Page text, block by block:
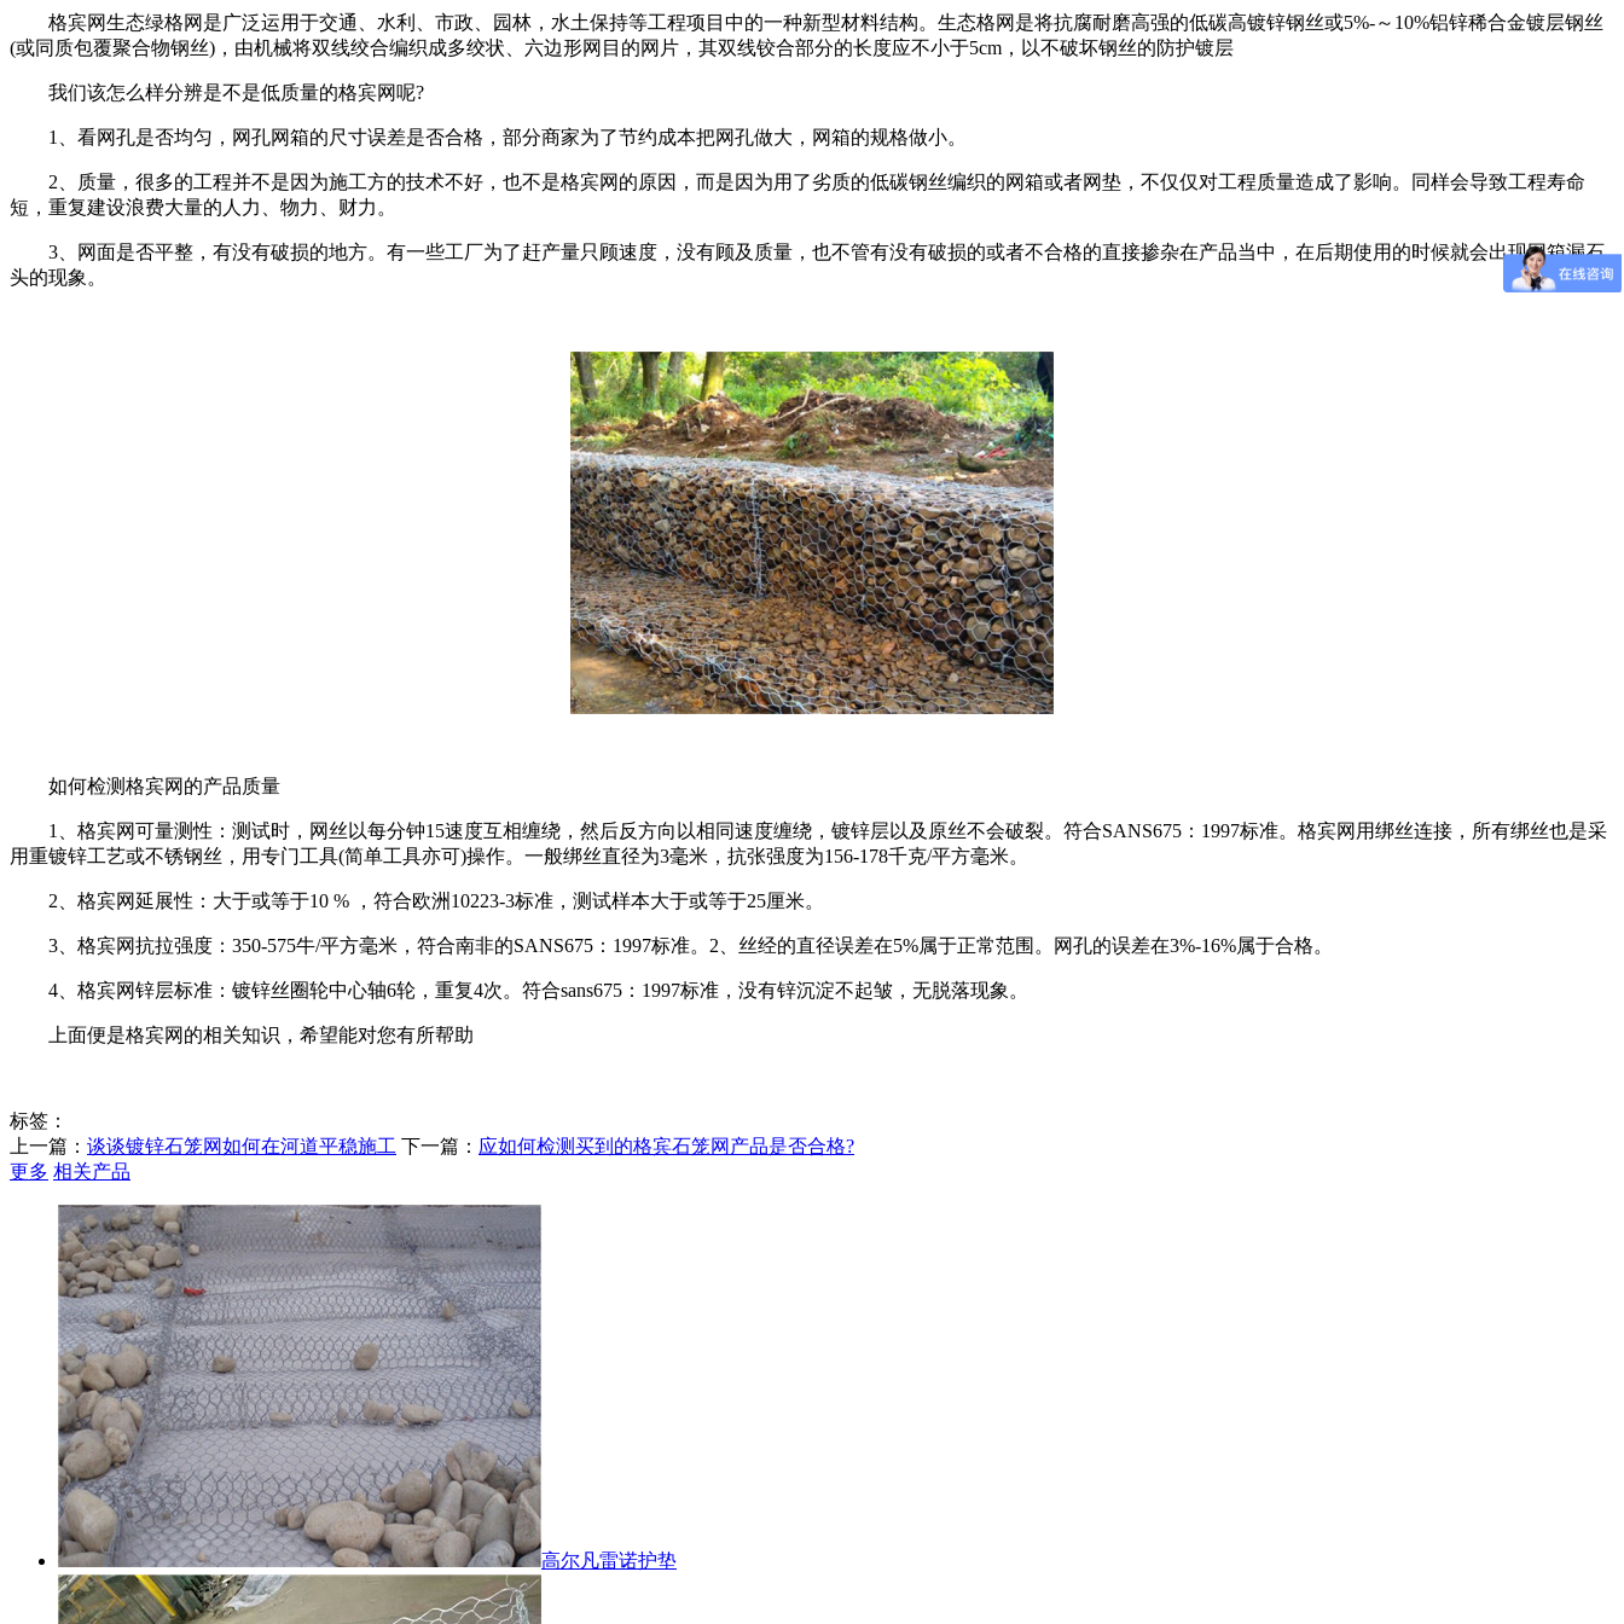
格宾网生态绿格网是广泛运用于交通、水利、市政、园林，水土保持等工程项目中的一种新型材料结构。生态格网是将抗腐耐磨高强的低碳高镀锌钢丝或5%-～10%铝锌稀合金镀层钢丝
(或同质包覆聚合物钢丝)，由机械将双线绞合编织成多绞状、六边形网目的网片，其双线铰合部分的长度应不小于5cm，以不破坏钢丝的防护镀层
我们该怎么样分辨是不是低质量的格宾网呢?
1、看网孔是否均匀，网孔网箱的尺寸误差是否合格，部分商家为了节约成本把网孔做大，网箱的规格做小。
2、质量，很多的工程并不是因为施工方的技术不好，也不是格宾网的原因，而是因为用了劣质的低碳钢丝编织的网箱或者网垫，不仅仅对工程质量造成了影响。同样会导致工程寿命
短，重复建设浪费大量的人力、物力、财力。
3、网面是否平整，有没有破损的地方。有一些工厂为了赶产量只顾速度，没有顾及质量，也不管有没有破损的或者不合格的直接掺杂在产品当中，在后期使用的时候就会出现网箱漏石
头的现象。
如何检测格宾网的产品质量
1、格宾网可量测性：测试时，网丝以每分钟15速度互相缠绕，然后反方向以相同速度缠绕，镀锌层以及原丝不会破裂。符合SANS675：1997标准。格宾网用绑丝连接，所有绑丝也是采
用重镀锌工艺或不锈钢丝，用专门工具(简单工具亦可)操作。一般绑丝直径为3毫米，抗张强度为156-178千克/平方毫米。
2、格宾网延展性：大于或等于10 % ，符合欧洲10223-3标准，测试样本大于或等于25厘米。
3、格宾网抗拉强度：350-575牛/平方毫米，符合南非的SANS675：1997标准。2、丝经的直径误差在5%属于正常范围。网孔的误差在3%-16%属于合格。
4、格宾网锌层标准：镀锌丝圈轮中心轴6轮，重复4次。符合sans675：1997标准，没有锌沉淀不起皱，无脱落现象。
上面便是格宾网的相关知识，希望能对您有所帮助
标签：
上一篇： 谈谈镀锌石笼网如何在河道平稳施工 下一篇： 应如何检测买到的格宾石笼网产品是否合格?
更多 相关产品
高尔凡雷诺护垫